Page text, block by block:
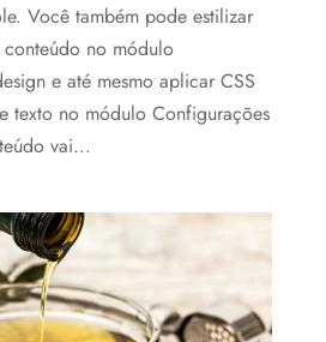
Você também pode estilizar
no módulo
e até mesmo aplicar CSS
texto no módulo Configurações
vai...